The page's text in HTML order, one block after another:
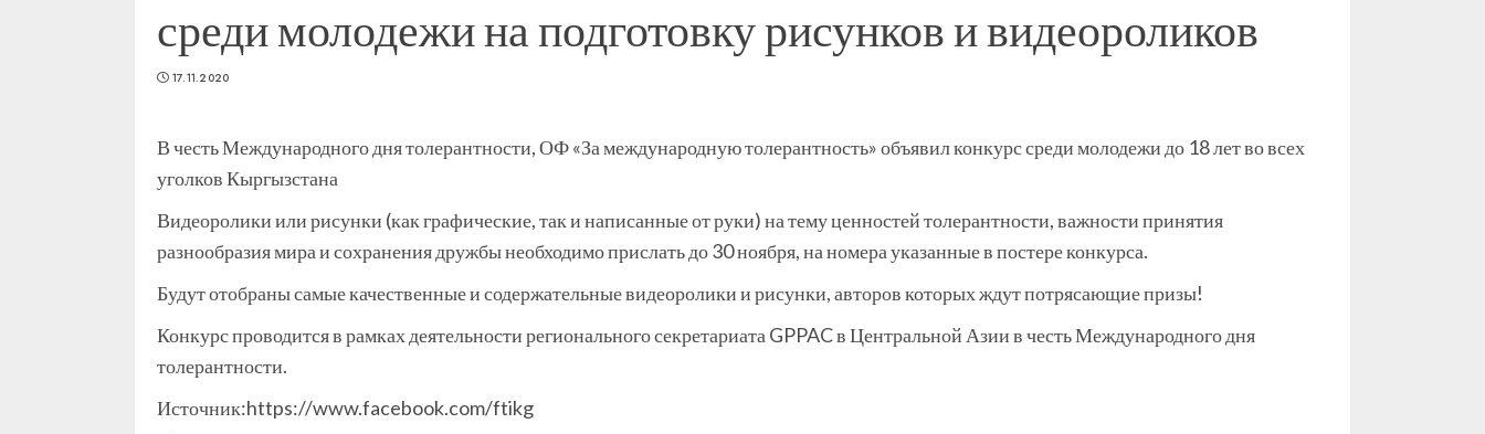
среди молодежи на подготовку рисунков и видеороликов
17.11.2020
В честь Международного дня толерантности, ОФ «За международную толерантность» объявил конкурс среди молодежи до 18 лет во всех
уголков Кыргызстана
Видеоролики или рисунки (как графические, так и написанные от руки) на тему ценностей толерантности, важности принятия
разнообразия мира и сохранения дружбы необходимо прислать до 30 ноября, на номера указанные в постере конкурса.
Будут отобраны самые качественные и содержательные видеоролики и рисунки, авторов которых ждут потрясающие призы!
Конкурс проводится в рамках деятельности регионального секретариата GPPAC в Центральной Азии в честь Международного дня
толерантности.
Источник:https://www.facebook.com/ftikg